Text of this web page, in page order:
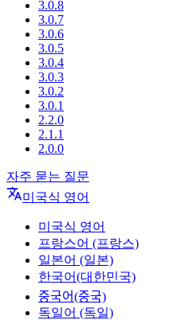
3.0.8
3.0.7
3.0.6
3.0.5
3.0.4
3.0.3
3.0.2
3.0.1
2.2.0
2.1.1
2.0.0
자주 묻는 질문
미국식 영어
미국식 영어
프랑스어 (프랑스)
일본어 (일본)
한국어(대한민국)
중국어(중국)
독일어 (독일)